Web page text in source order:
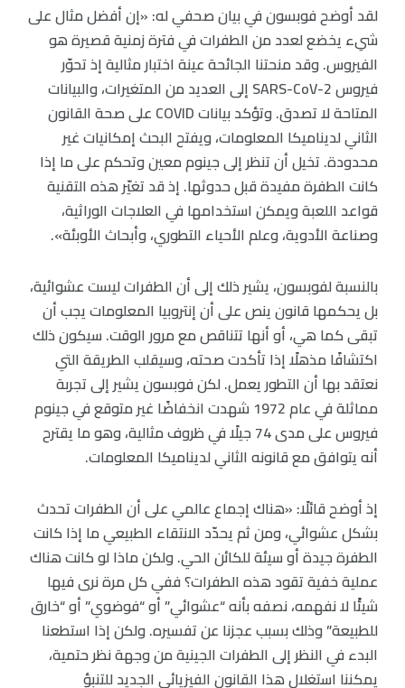
لقد أوضح فوبسون في بيان صحفي له: «إن أفضل مثال على
شيء يخضع لعدد من الطفرات في فترة زمنية قصيرة هو
الفيروس. وقد منحتنا الجائحة عينة اختبار مثالية إذ تحوّر
فيروس SARS-CoV-2 إلى العديد من المتغيرات، والبيانات
المتاحة لا تصدق. وتؤكد بيانات COVID على صحة القانون
الثاني لديناميكا المعلومات، ويفتح البحث إمكانيات غير
محدودة. تخيل أن تنظر إلى جينوم معين وتحكم على ما إذا
كانت الطفرة مفيدة قبل حدوثها. إذ قد تغيّر هذه التقنية
قواعد اللعبة ويمكن استخدامها في العلاجات الوراثية،
وصناعة الأدوية، وعلم الأحياء التطوري، وأبحاث الأوبئة».
بالنسبة لفوبسون، يشير ذلك إلى أن الطفرات ليست عشوائية،
بل يحكمها قانون ينص على أن إنتروبيا المعلومات يجب أن
تبقى كما هي، أو أنها تتناقص مع مرور الوقت. سيكون ذلك
اكتشافًا مذهلًا إذا تأكدت صحته، وسيقلب الطريقة التي
نعتقد بها أن التطور يعمل. لكن فوبسون يشير إلى تجربة
مماثلة في عام 1972 شهدت انخفاضًا غير متوقع في جينوم
فيروس على مدى 74 جيلًا في ظروف مثالية، وهو ما يقترح
أنه يتوافق مع قانونه الثاني لديناميكا المعلومات.
إذ أوضح قائلًا: «هناك إجماع عالمي على أن الطفرات تحدث
بشكل عشوائي، ومن ثم يحدّد الانتقاء الطبيعي ما إذا كانت
الطفرة جيدة أو سيئة للكائن الحي. ولكن ماذا لو كانت هناك
عملية خفية تقود هذه الطفرات؟ ففي كل مرة نرى فيها
شيئًا لا نفهمه، نصفه بأنه “عشوائي” أو “فوضوي” أو “خارق
للطبيعة” وذلك بسبب عجزنا عن تفسيره. ولكن إذا استطعنا
البدء في النظر إلى الطفرات الجينية من وجهة نظر حتمية،
يمكننا استغلال هذا القانون الفيزيائي الجديد للتنبؤ